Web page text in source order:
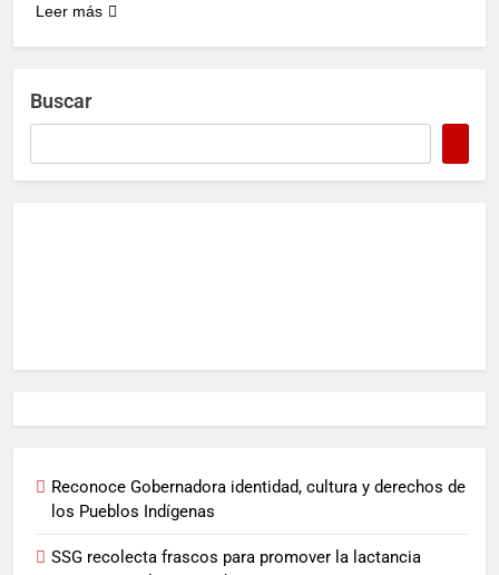
Leer más
Buscar
Reconoce Gobernadora identidad, cultura y derechos de
los Pueblos Indígenas
SSG recolecta frascos para promover la lactancia